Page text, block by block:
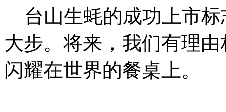
台山生蚝的成功上市标
大步。将来，我们有理
闪耀在世界的餐桌上。